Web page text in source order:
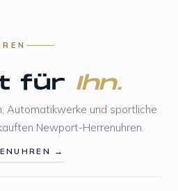
für Ihn.
Automatikwerke und sportliche
Newport-Herrenuhren.
→